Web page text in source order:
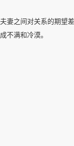
夫妻之间对关系的期望
成不满和冷漠。